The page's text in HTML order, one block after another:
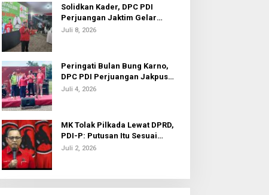
Solidkan Kader, DPC PDI
Perjuangan Jaktim Gelar
Nobar Piala Dunia 2026
Juli 8, 2026
Peringati Bulan Bung Karno,
DPC PDI Perjuangan Jakpus
Gelar Turnamen Sepak Bola U-
Juli 4, 2026
MK Tolak Pilkada Lewat DPRD,
PDI-P: Putusan Itu Sesuai
dengan Semangat Reformasi
Juli 2, 2026